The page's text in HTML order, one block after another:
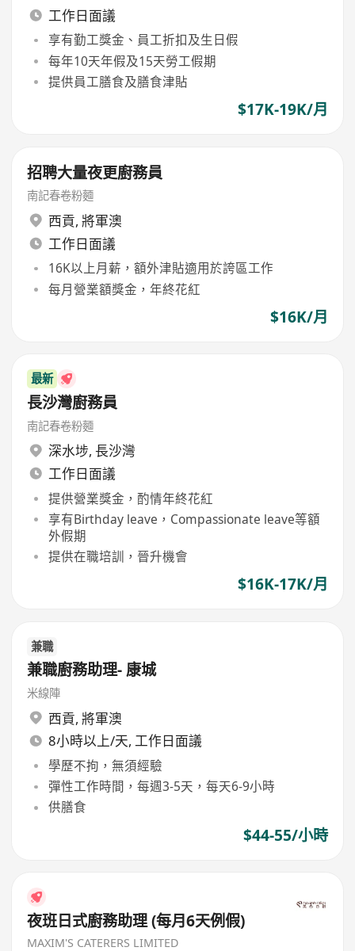
工作日面議
享有勤工獎金、員工折扣及生日假
每年10天年假及15天勞工假期
提供員工膳食及膳食津貼
$17K-19K/月
招聘大量夜更廚務員
南記春卷粉麵
西貢, 將軍澳
工作日面議
16K以上月薪，額外津貼適用於誇區工作
每月營業額獎金，年終花紅
$16K/月
最新
長沙灣廚務員
南記春卷粉麵
深水埗, 長沙灣
工作日面議
提供營業獎金，酌情年終花紅
享有Birthday leave，Compassionate leave等額
外假期
提供在職培訓，晉升機會
$16K-17K/月
兼職
兼職廚務助理- 康城
米線陣
西貢, 將軍澳
8小時以上/天, 工作日面議
學歷不拘，無須經驗
彈性工作時間，每週3-5天，每天6-9小時
供膳食
$44-55/小時
夜班日式廚務助理 (每月6天例假)
MAXIM'S CATERERS LIMITED